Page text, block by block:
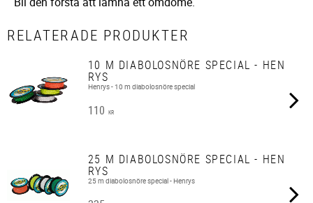
RELATERADE PRODUKTER
10 M DIABOLOSNÖRE SPECIAL - HEN
RYS
Henrys - 10 m diabolosnöre special
110 KR
25 M DIABOLOSNÖRE SPECIAL - HEN
RYS
25 m diabolosnöre special - Henrys